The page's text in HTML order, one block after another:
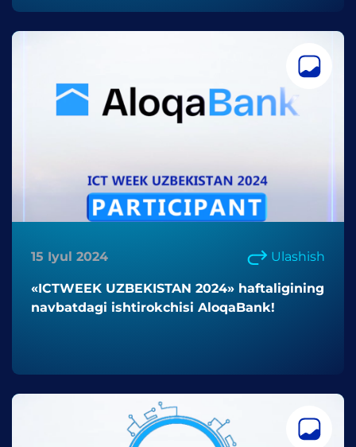
15 Iyul 2024 Ulashish
«ICTWEEK UZBEKISTAN 2024» haftaligining
navbatdagi ishtirokchisi AloqaBank!